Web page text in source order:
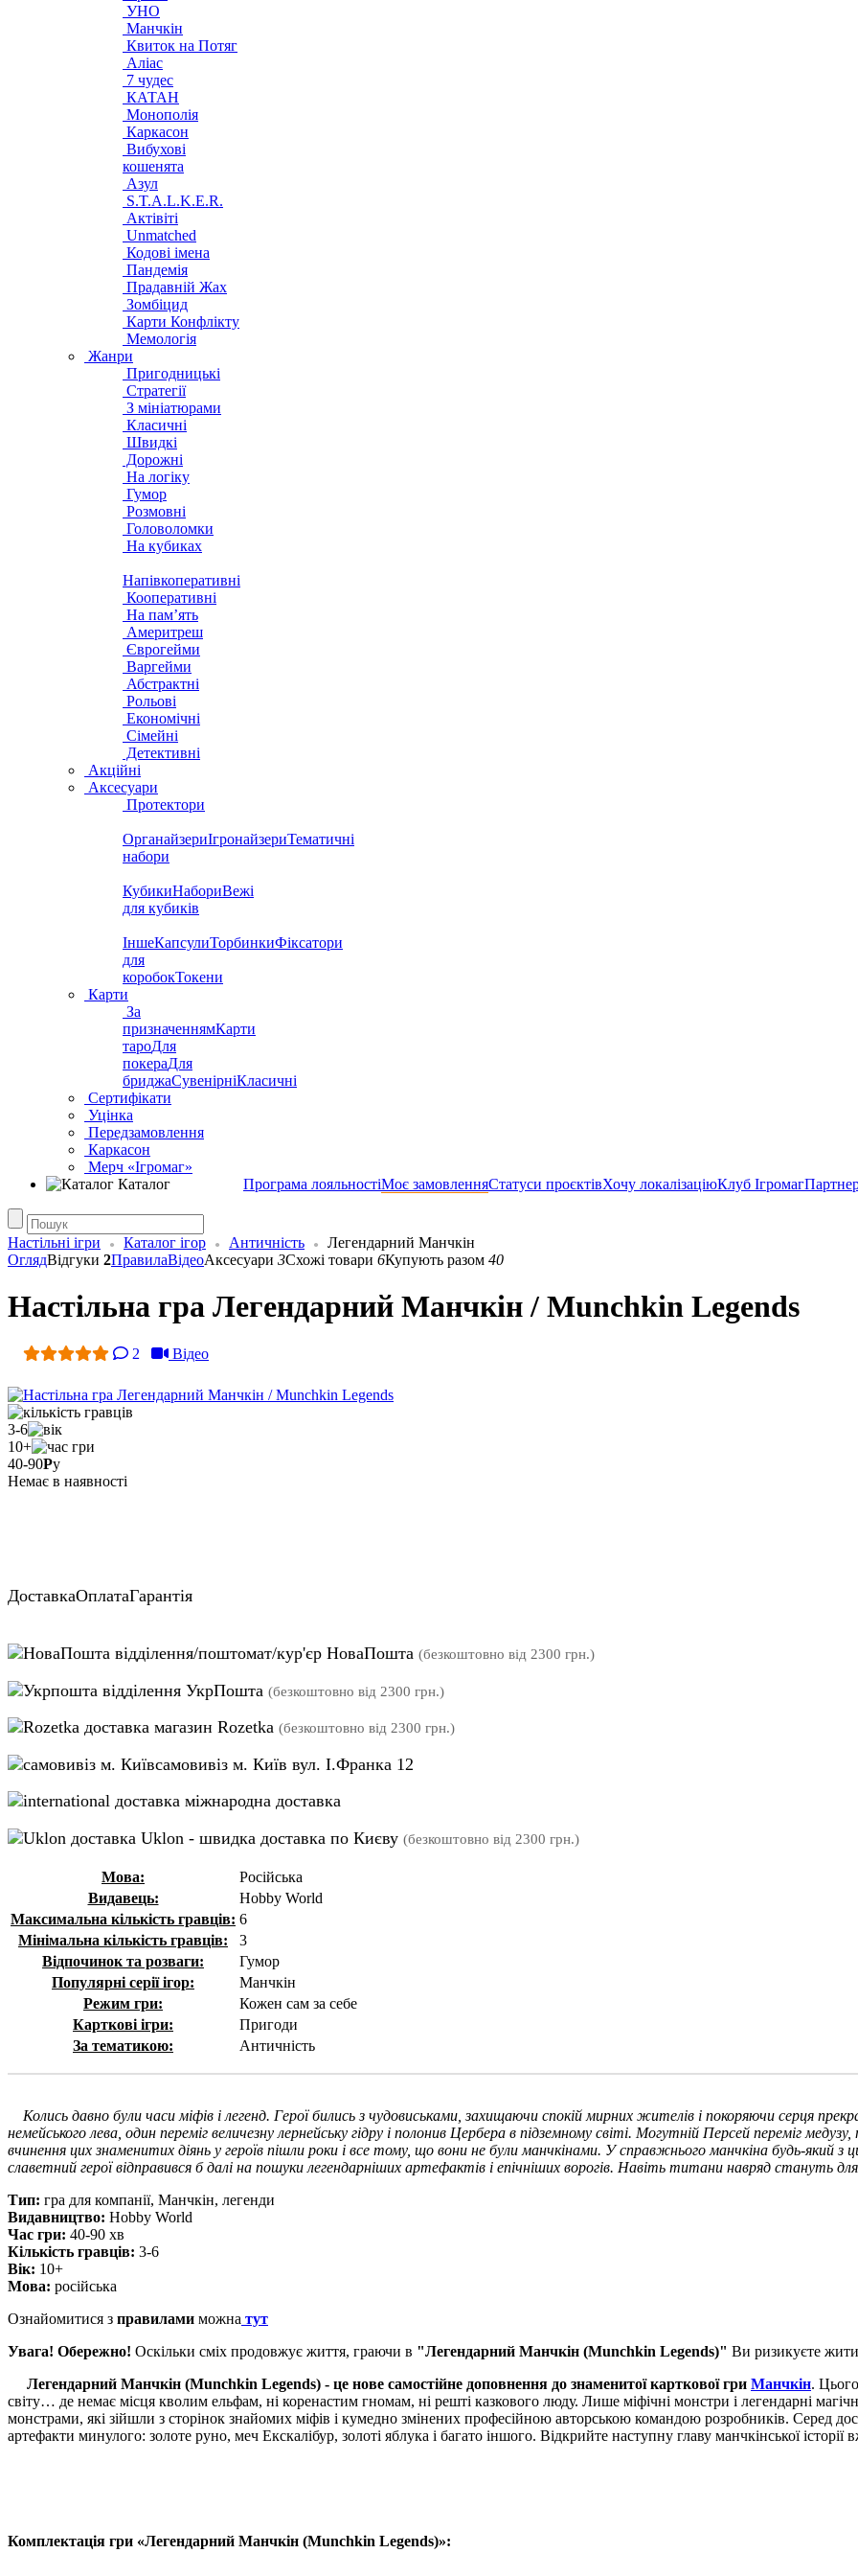
УНО
Манчкін
Квиток на Потяг
Аліас
7 чудес
КАТАН
Монополія
Каркасон
Вибухові
кошенята
Азул
S.T.A.L.K.E.R.
Актівіті
Unmatched
Кодові імена
Пандемія
Прадавній Жах
Зомбіцид
Карти Конфлікту
Мемологія
Жанри
Пригодницькі
Стратегії
З мініатюрами
Класичні
Швидкі
Дорожні
На логіку
Гумор
Розмовні
Головоломки
На кубиках
Напівкоперативні
Кооперативні
На пам’ять
Америтреш
Єврогейми
Варгейми
Абстрактні
Рольові
Економічні
Сімейні
Детективні
Акційні
Аксесуари
Протектори
ОрганайзериІгронайзериТематичні
набори
КубикиНабориВежі
для кубиків
ІншеКапсулиТорбинкиФіксатори
для
коробокТокени
Карти
За
призначеннямКарти
тароДля
покераДля
бриджаСувенірніКласичні
Сертифікати
Уцінка
Передзамовлення
Каркасон
Мерч «Ігромаг»
Каталог
Програма лояльностіМоє замовленняСтатуси проєктівХочу локалізаціюКлуб Ігромаг
Настільні ігри Каталог ігор Античність
Легендарний Манчкін
ОглядВідгуки 2ПравилаВідеоАксесуари 3Схожі товари 6Купують разом 40
Настільна гра Легендарний Манчкін / Munchkin Legends
2 Відео
3-6
10+
40-90Ру
Немає в наявності
ДоставкаОплатаГарантія
відділення/поштомат/кур'єр НоваПошта (безкоштовно від 2300 грн.)
відділення УкрПошта (безкоштовно від 2300 грн.)
магазин Rozetka (безкоштовно від 2300 грн.)
самовивіз м. Київ вул. І.Франка 12
міжнародна доставка
Uklon - швидка доставка по Києву (безкоштовно від 2300 грн.)
Мова:
Російська
Видавець:
Hobby World
Максимальна кількість гравців: 6
Мінімальна кількість гравців:
3
Відпочинок та розваги:
Гумор
Популярні серії ігор:
Манчкін
Режим гри:
Кожен сам за себе
Карткові ігри:
Пригоди
За тематикою:
Античність
Колись давно були часи міфів і легенд. Герої бились з чудовиськами, захищаючи спокій мирних жителів і покоряючи серця
немейського лева, один переміг величезну лернейську гідру і полонив Цербера в підземному світі. Могутній Персей переміг
вчинення цих знаменитих діянь у героїв пішли роки і все тому, що вони не були манчкінами. У справжнього манчкіна будь-який з
славетний герої відправився б далі на пошуки легендарніших артефактів і епічніших ворогів. Навіть титани навряд стануть
Тип: гра для компанії, Манчкін, легенди
Видавництво: Hobby World
Час гри: 40-90 хв
Кiлькiсть гравцiв: 3-6
Вiк: 10+
Мова: російська
Ознайомитися з правилами можна тут
Увага! Обережно! Оскільки сміх продовжує життя, граючи в "Легендарний Манчкін (Munchkin Legends)" Ви ризикуєте
Легендарний Манчкін (Munchkin Legends) - це нове самостійне доповнення до знаменитої карткової гри Манчкін.
світу… де немає місця кволим ельфам, ні коренастим гномам, ні решті казкового люду. Лише міфічні монстри і легендарні
монстрами, які зійшли з сторінок знайомих міфів і кумедно змінених професійною авторською командою розробників. Серед
артефакти минулого: золоте руно, меч Екскалібур, золоті яблука і багато іншого. Відкрийте наступну главу манчкінської
Комплектація гри «Легендарний Манчкін (Munchkin Legends)»: